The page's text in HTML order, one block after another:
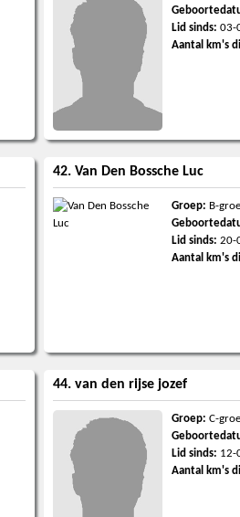
Lid sinds: 03-
Aantal km's
42. Van Den Bossche Luc
Groep: B-
Lid sinds: 20-
Aantal km's
44. van den rijse jozef
Groep: C-
Lid sinds: 12-
Aantal km's